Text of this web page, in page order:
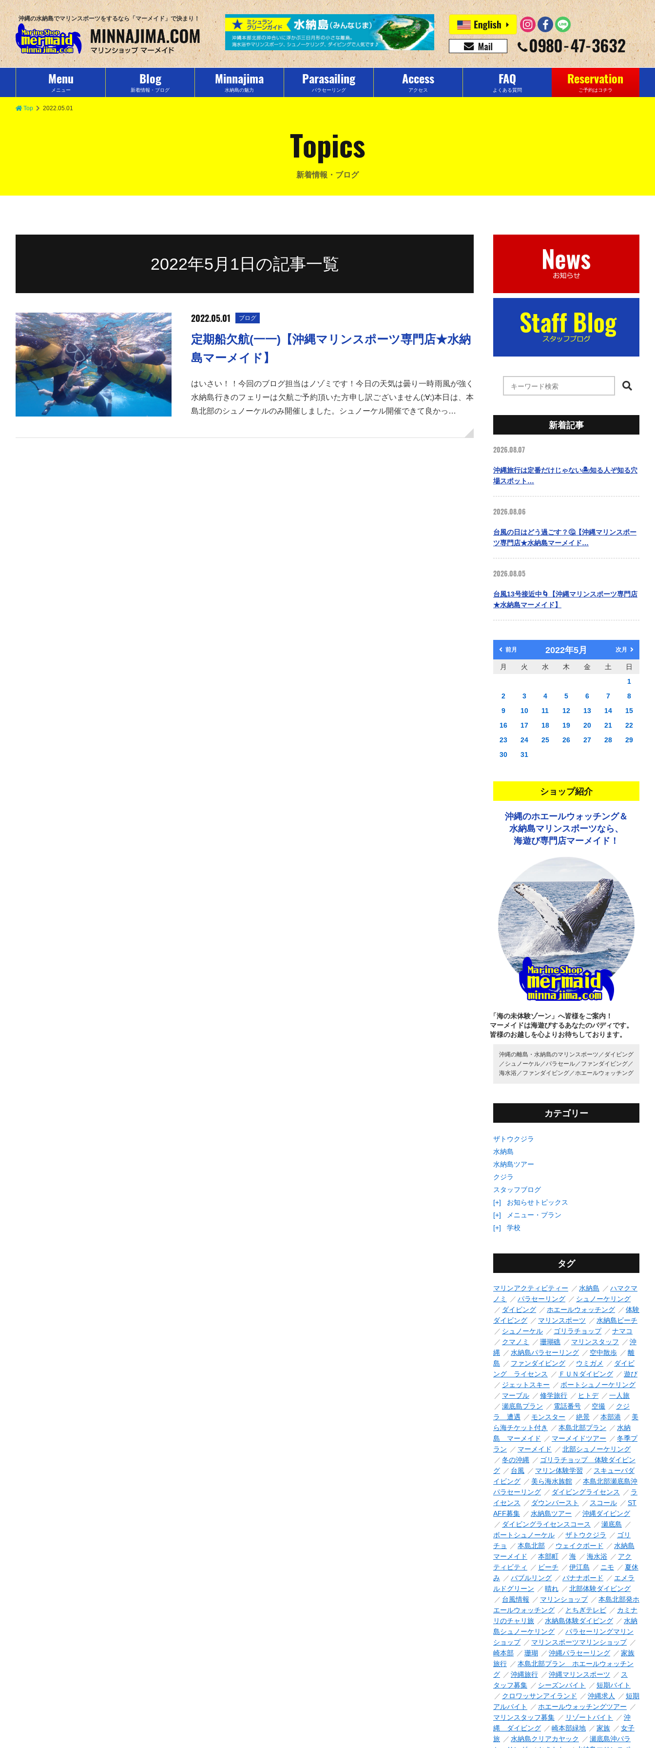
沖縄の水納島でマリンスポーツをするなら「マーメイド」で決まり！
Menu
メニュー
Blog
新着情報・ブログ
Minnajima
水納島の魅力
Parasailing
パラセーリング
Access
アクセス
FAQ
よくある質問
Reservation
ご予約はコチラ
Top 2022.05.01
Topics
新着情報・ブログ
2022年5月1日の記事一覧
2022.05.01 ブログ
定期船欠航(一一)【沖縄マリンスポーツ専門店★水納
島マーメイド】
はいさい！！今回のブログ担当はノゾミです！今日の天気は曇り一時雨風が強く
水納島行きのフェリーは欠航ご予約頂いた方申し訳ございません(;∀;)本日は、本
島北部のシュノーケルのみ開催しました。シュノーケル開催できて良かっ…
新着記事
2026.08.07
沖縄旅行は定番だけじゃない🏝️知る人ぞ知る穴
場スポット…
2026.08.06
台風の日はどう過ごす？🤔【沖縄マリンスポー
ツ専門店★水納島マーメイド…
2026.08.05
台風13号接近中🌀【沖縄マリンスポーツ専門店
★水納島マーメイド】
前月 2022年5月 次月
月 火 水 木 金 土
日
1
2
3 4 5 6 7
8
9
10 11 12 13 14
15
16
17 18 19 20 21
22
23
24 25 26 27 28
29
30
31
ショップ紹介
沖縄のホエールウォッチング＆
水納島マリンスポーツなら、
海遊び専門店マーメイド！
「海の未体験ゾーン」へ皆様をご案内！
マーメイドは海遊びするあなたのバディです。
皆様のお越しを心よりお待ちしております。
沖縄の離島・水納島のマリンスポーツ／ ダイビング
／ シュノーケル／ パラセール／ ファンダイビング／
海水浴／ ファンダイビング／ ホエールウォッチング
カテゴリー
ザトウクジラ
水納島
水納島ツアー
クジラ
スタッフブログ
[+]
お知らせトピックス
[+]
メニュー・プラン
[+]
学校
タグ
マリンアクティビティー 水納島
ハマクマ
ノミ
パラセーリング
シュノーケリング
ダイビング
ホエールウォッチング
体験
ダイビング
マリンスポーツ
水納島ビーチ
シュノーケル
ゴリラチョップ
ナマコ
クマノミ
珊瑚礁 マリンスタッフ
沖
縄
水納島パラセーリング 空中散歩
離
島
ファンダイビング ウミガメ
ダイビ
ング ライセンス
ＦＵＮダイビング
遊び
ジェットスキー
ボートシュノーケリング
マーブル
修学旅行 ヒトデ
一人旅
瀬底島プラン
電話番号 空撮
クジ
ラ 遭遇
モンスター 絶景 本部港
美
ら海チケット付き
本島北部プラン
水納
島 マーメイド
マーメイドツアー
冬季プ
ラン
マーメイド
北部シュノーケリング
冬の沖縄
ゴリラチョップ 体験ダイビン
グ
台風 マリン体験学習
スキューバダ
イビング
美ら海水族館
本島北部瀬底島沖
パラセーリング
ダイビングライセンス
ラ
イセンス
ダウンバースト スコール
ST
AFF募集
水納島ツアー
沖縄ダイビング
ダイビングライセンスコース
瀬底島
ボートシュノーケル
ザトウクジラ
ゴリ
チョ
本島北部 ウェイクボード
水納島
マーメイド
本部町 海 海水浴
アク
ティビティ
ビーチ 伊江島 ニモ
夏休
み
バブルリング バナナボード
エメラ
ルドグリーン
晴れ
北部体験ダイビング
台風情報
マリンショップ
本島北部発ホ
エールウォッチング
とちぎテレビ
カミナ
リのチャリ旅
水納島体験ダイビング
水納
島シュノーケリング
パラセーリングマリン
ショップ
マリンスポーツマリンショップ
崎本部
珊瑚 沖縄パラセーリング
家族
旅行
本島北部プラン ホエールウォッチン
グ
沖縄旅行 沖縄マリンスポーツ
ス
タッフ募集
シーズンバイト
短期バイト
クロワッサンアイランド
沖縄求人
短期
アルバイト
ホエールウォッチングツアー
マリンスタッフ募集
リゾートバイト
沖
縄 ダイビング
崎本部緑地 家族
女子
旅
水納島クリアカヤック
瀬底島沖パラ